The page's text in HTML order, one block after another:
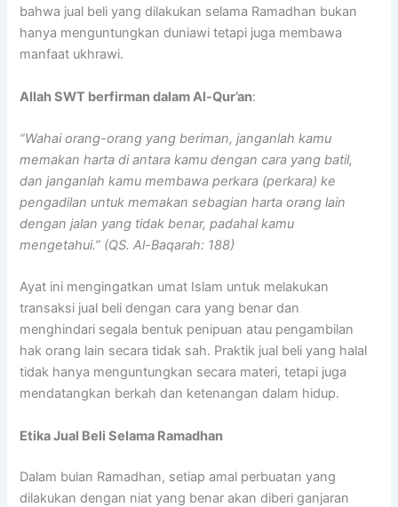
bahwa jual beli yang dilakukan selama Ramadhan bukan
hanya menguntungkan duniawi tetapi juga membawa
manfaat ukhrawi.
Allah SWT berfirman dalam Al-Qur’an:
“Wahai orang-orang yang beriman, janganlah kamu
memakan harta di antara kamu dengan cara yang batil,
dan janganlah kamu membawa perkara (perkara) ke
pengadilan untuk memakan sebagian harta orang lain
dengan jalan yang tidak benar, padahal kamu
mengetahui.” (QS. Al-Baqarah: 188)
Ayat ini mengingatkan umat Islam untuk melakukan
transaksi jual beli dengan cara yang benar dan
menghindari segala bentuk penipuan atau pengambilan
hak orang lain secara tidak sah. Praktik jual beli yang halal
tidak hanya menguntungkan secara materi, tetapi juga
mendatangkan berkah dan ketenangan dalam hidup.
Etika Jual Beli Selama Ramadhan
Dalam bulan Ramadhan, setiap amal perbuatan yang
dilakukan dengan niat yang benar akan diberi ganjaran